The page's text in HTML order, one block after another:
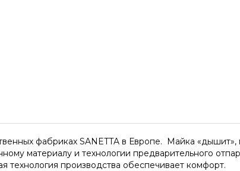
фабриках SANETTA в Европе. Майка
материалу и технологии предварительного
производства обеспечивает комфорт.